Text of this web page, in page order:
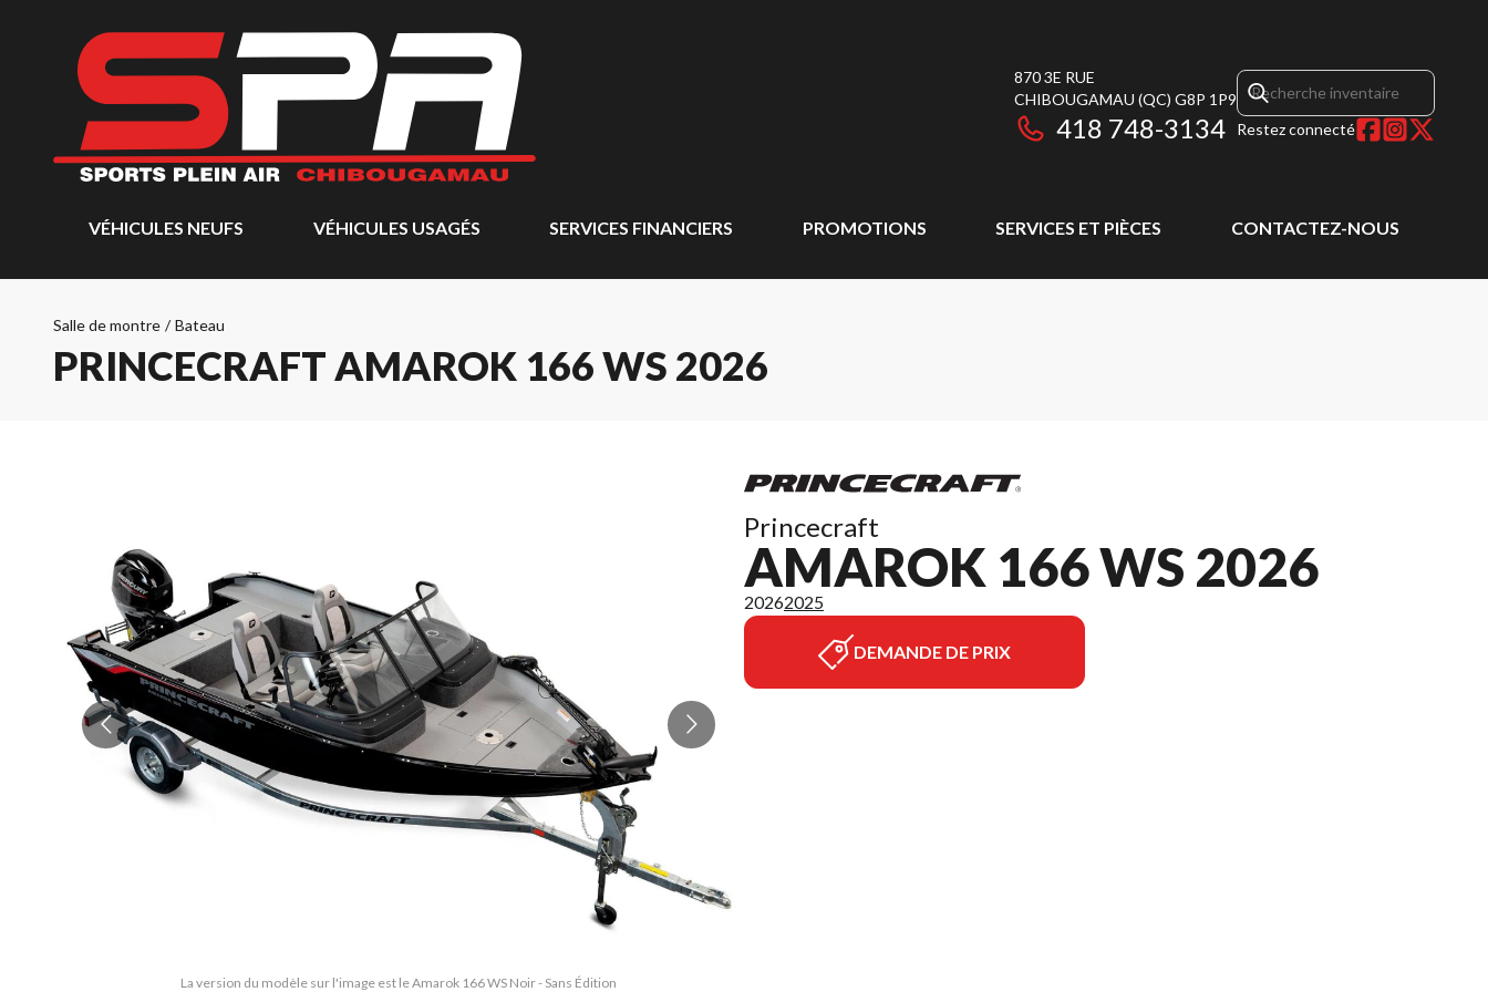
870 3E RUE
CHIBOUGAMAU (QC) G8P 1P9
418 748-3134 Restez connecté
VÉHICULES NEUFS VÉHICULES USAGÉS SERVICES FINANCIERS PROMOTIONS SERVICES ET PIÈCES CONTACTEZ-NOUS
Salle de montre / Bateau
PRINCECRAFT AMAROK 166 WS 2026
La version du modèle sur l'image est le Amarok 166 WS Noir - Sans Édition
Princecraft
AMAROK 166 WS 2026
20262025
DEMANDE DE PRIX